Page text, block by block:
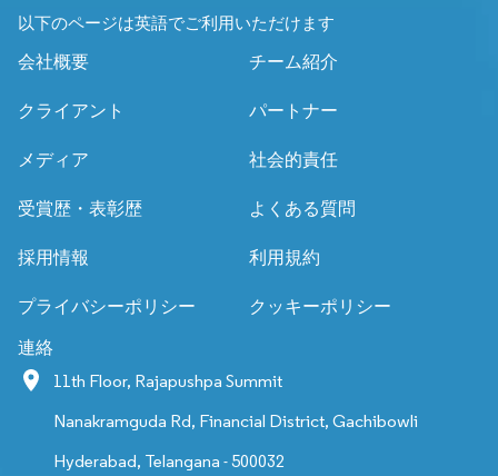
以下のページは英語でご利用いただけます
会社概要 チーム紹介
クライアント パートナー
メディア 社会的責任
受賞歴・表彰歴 よくある質問
採用情報 利用規約
プライバシーポリシー クッキーポリシー
連絡
11th Floor, Rajapushpa Summit
Nanakramguda Rd, Financial District, Gachibowli
Hyderabad, Telangana - 500032